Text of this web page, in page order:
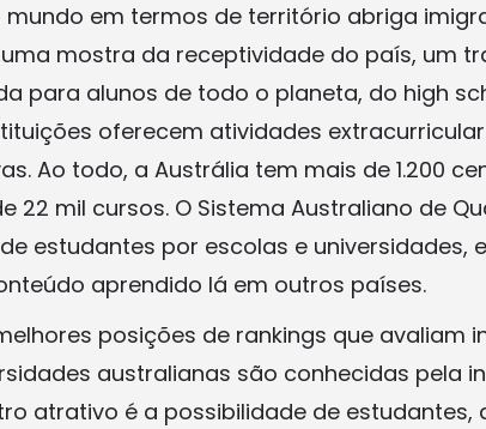
em termos de território abriga
mostra da receptividade do país, um
para alunos de todo o planeta, do high
oferecem atividades
Ao todo, a Austrália tem mais de 1.200
22 mil cursos. O Sistema Australiano de
estudantes por escolas e universidades,
aprendido lá em outros países.
posições de rankings que avaliam
australianas são conhecidas pela
atrativo é a possibilidade de estudantes,